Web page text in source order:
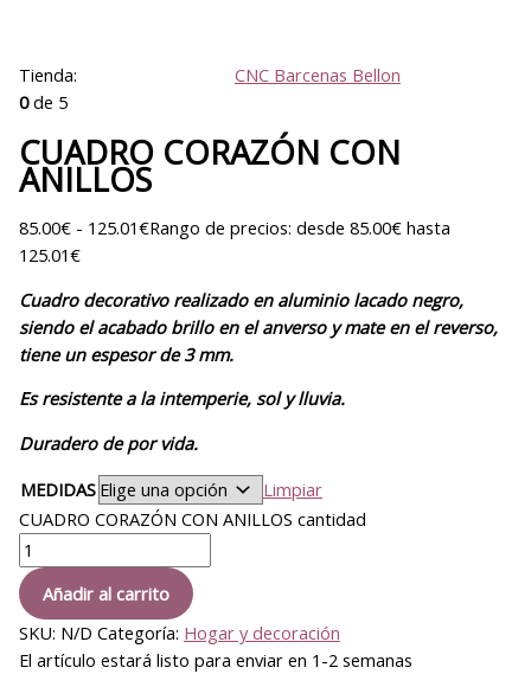
Tienda:
CNC Barcenas Bellon
0de 5
CUADRO CORAZÓN CON
ANILLOS
85.00€ - 125.01€Rango de precios: desde 85.00€ hasta
125.01€
Cuadro decorativo realizado en aluminio lacado negro,
siendo el acabado brillo en el anverso y mate en el reverso,
tiene un espesor de 3 mm.
Es resistente a la intemperie, sol y lluvia.
Duradero de por vida.
MEDIDAS
Limpiar
CUADRO CORAZÓN CON ANILLOS cantidad
Añadir al carrito
SKU: N/D Categoría: Hogar y decoración
El artículo estará listo para enviar en 1-2 semanas